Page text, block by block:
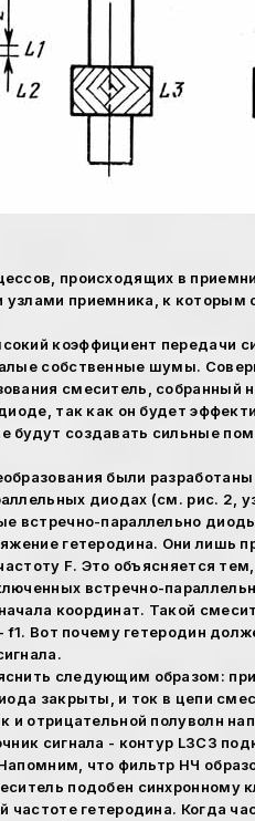
происходящих в
приемника, к которым
коэффициент передачи
собственные шумы.
смеситель, собранный
так как он будет
будут создавать сильные
были
диодах (см. рис. 2,
встречно-параллельно
гетеродина. Они лишь
F. Это объясняется
встречно-
координат. Такой
f1. Вот почему гетеродин
следующим образом:
закрыты, и ток в цепи
и отрицательной полуволн
сигнала - контур L3C3
что фильтр НЧ
подобен
частоте гетеродина. Когда